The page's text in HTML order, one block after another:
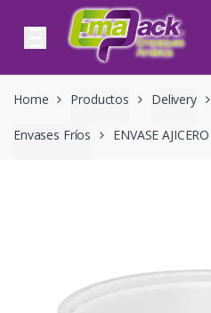
Skip to navigation
Skip to content
Home Productos Delivery
Envases Fríos ENVASE